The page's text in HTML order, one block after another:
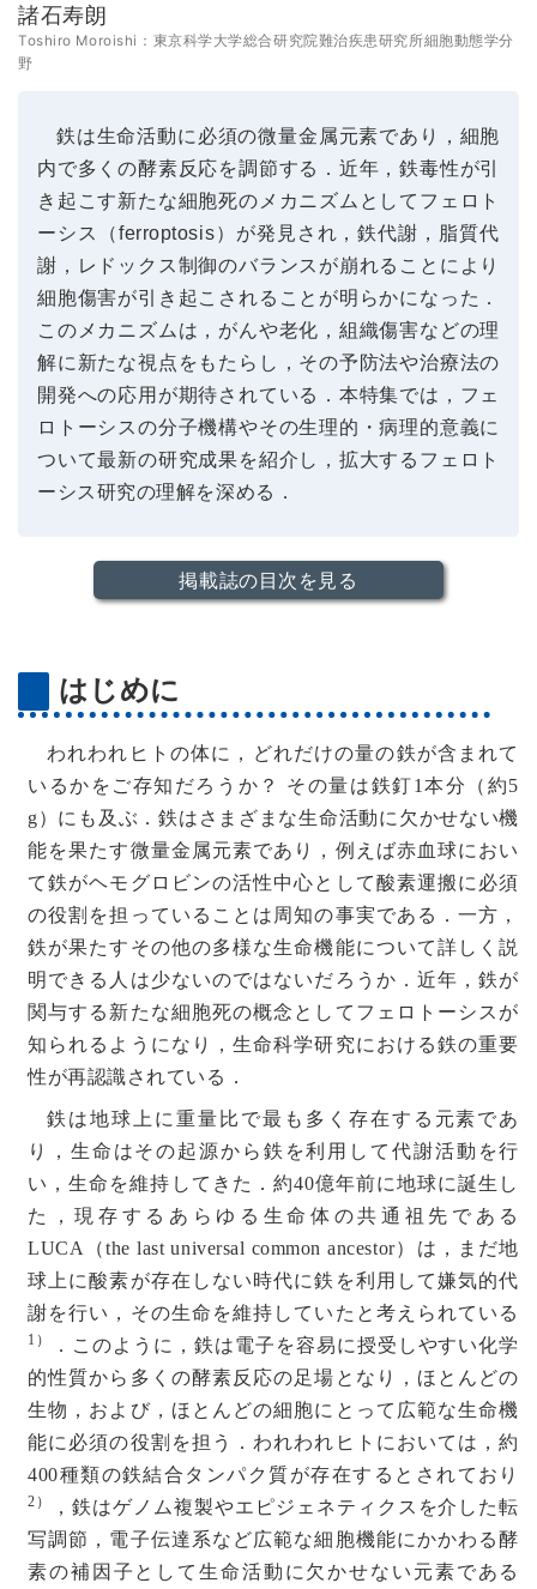
諸石寿朗
Toshiro Moroishi：東京科学大学総合研究院難治疾患研究所細胞動態学分
野
鉄は生命活動に必須の微量金属元素であり，細胞
内で多くの酵素反応を調節する．近年，鉄毒性が引
き起こす新たな細胞死のメカニズムとしてフェロト
ーシス（ferroptosis）が発見され，鉄代謝，脂質代
謝，レドックス制御のバランスが崩れることにより
細胞傷害が引き起こされることが明らかになった．
このメカニズムは，がんや老化，組織傷害などの理
解に新たな視点をもたらし，その予防法や治療法の
開発への応用が期待されている．本特集では，フェ
ロトーシスの分子機構やその生理的・病理的意義に
ついて最新の研究成果を紹介し，拡大するフェロト
ーシス研究の理解を深める．
掲載誌の目次を見る
はじめに
われわれヒトの体に，どれだけの量の鉄が含まれて
いるかをご存知だろうか？ その量は鉄釘1本分（約5
g）にも及ぶ．鉄はさまざまな生命活動に欠かせない機
能を果たす微量金属元素であり，例えば赤血球におい
て鉄がヘモグロビンの活性中心として酸素運搬に必須
の役割を担っていることは周知の事実である．一方，
鉄が果たすその他の多様な生命機能について詳しく説
明できる人は少ないのではないだろうか．近年，鉄が
関与する新たな細胞死の概念としてフェロトーシスが
知られるようになり，生命科学研究における鉄の重要
性が再認識されている．
鉄は地球上に重量比で最も多く存在する元素であ
り，生命はその起源から鉄を利用して代謝活動を行
い，生命を維持してきた．約40億年前に地球に誕生し
た，現存するあらゆる生命体の共通祖先である
LUCA（the last universal common ancestor）は，まだ地
球上に酸素が存在しない時代に鉄を利用して嫌気的代
謝を行い，その生命を維持していたと考えられている
1）
．このように，鉄は電子を容易に授受しやすい化学
的性質から多くの酵素反応の足場となり，ほとんどの
生物，および，ほとんどの細胞にとって広範な生命機
能に必須の役割を担う．われわれヒトにおいては，約
400種類の鉄結合タンパク質が存在するとされており
2）
，鉄はゲノム複製やエピジェネティクスを介した転
写調節，電子伝達系など広範な細胞機能にかかわる酵
素の補因子として生命活動に欠かせない元素である